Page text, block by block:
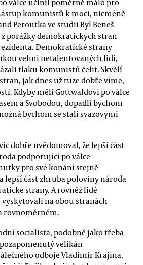
komunistů k moci, nicméně
Peroutka ve studii Byl Beneš
porážky demokratických stran
Demokratické strany
velmi netalentovaných lidí,
tlaku komunistů čelit. Skvělí
jak dnes už tuze dobře víme,
Kdyby měli Gottwaldovi po válce
a Svobodou, dopadli bychom
bychom se stali svazovými
dobře uvědomoval, že lepší část
podporující po válce
pro své konání stejně
lepší část zhruba poloviny národa
strany. A rovněž lidé
na obou stranách
rovnoměrném.
socialista, podobně jako třeba
velikán
odboje Vladimír Krajina,